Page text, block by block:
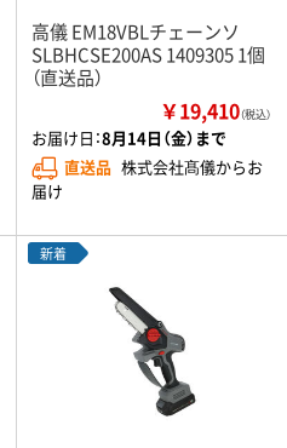
高儀 EM18VBLチェーンソ
SLBHCSE200AS 1409305 1個
（直送品）
￥19,410（税込）
お届け日：8月14日（金）まで
直送品 株式会社髙儀からお
届け
新着